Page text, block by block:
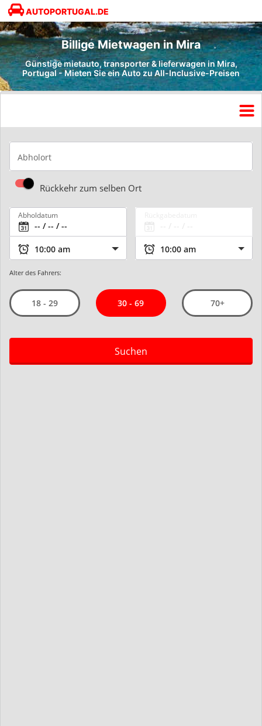
AUTOPORTUGAL.DE
Billige Mietwagen in Mira
Günstige mietauto, transporter & lieferwagen in Mira,
Portugal - Mieten Sie ein Auto zu All-Inclusive-Preisen
Abholort
Rückkehr zum selben Ort
Abholdatum
Alter des Fahrers:
18 - 29 30 - 69 70+
Suchen